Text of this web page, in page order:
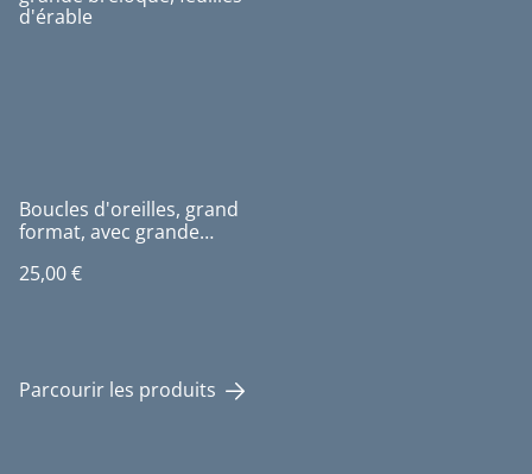
Boucles d'oreilles, grand
format, avec grande
25,00 €
Parcourir les produits